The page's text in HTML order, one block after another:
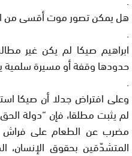
هل يمكن تصور موت أقسى من
.
ابراهيم صيكا لم يكن غير
حدودها وقفة أو مسيرة سلمية
.
وعلى افتراض جدلا أن صيكا
لم يثبت مطلقا، فإن “دولة
مضرب عن الطعام على
المتشدّقين بحقوق الإنسان،